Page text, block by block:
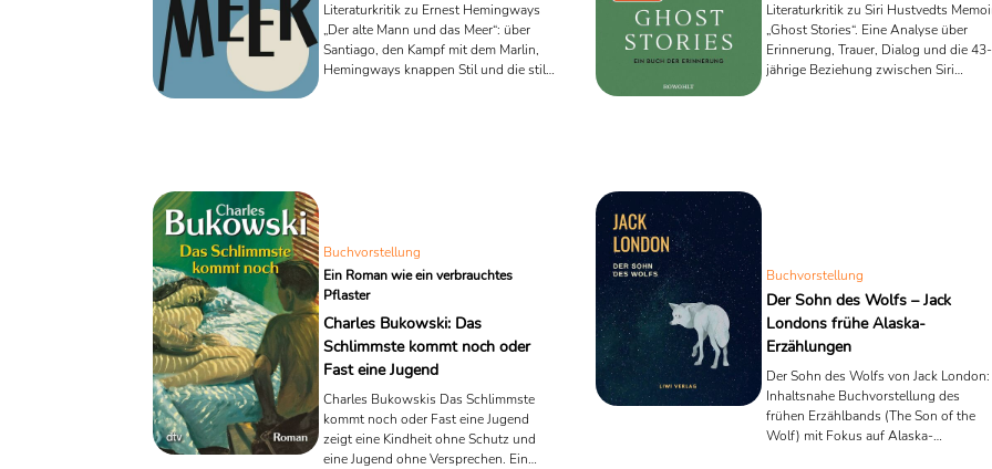
Literaturkritik zu Ernest Hemingways
„Der alte Mann und das Meer“: über
Santiago, den Kampf mit dem Marlin,
Hemingways knappen Stil und die stille
Literaturkritik zu Siri Hustvedts
„Ghost Stories“. Eine Analyse über
Erinnerung, Trauer, Dialog und die 43-
jährige Beziehung zwischen Siri
Buchvorstellung
Ein Roman wie ein verbrauchtes
Pflaster
Charles Bukowski: Das
Schlimmste kommt noch oder
Fast eine Jugend
Charles Bukowskis Das Schlimmste
kommt noch oder Fast eine Jugend
zeigt eine Kindheit ohne Schutz und
eine Jugend ohne Versprechen. Ein
Buchvorstellung
Der Sohn des Wolfs – Jack
Londons frühe Alaska-
Erzählungen
Der Sohn des Wolfs von Jack London:
Inhaltsnahe Buchvorstellung des
frühen Erzählbands (The Son of the
Wolf) mit Fokus auf Alaska-